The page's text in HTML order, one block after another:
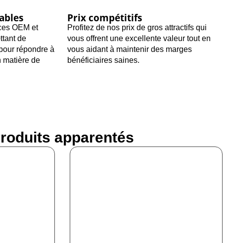
OEM et
de
répondre à
matière de
Prix compétitifs
Profitez de nos prix de gros attractifs qui
vous offrent une excellente valeur tout en
vous aidant à maintenir des marges
bénéficiaires saines.
apparentés